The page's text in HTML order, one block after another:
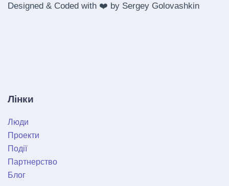
Designed & Coded with ❤️ by Sergey Golovashkin
Лінки
Люди
Проекти
Події
Партнерство
Блог